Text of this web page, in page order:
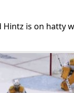
is on hatty